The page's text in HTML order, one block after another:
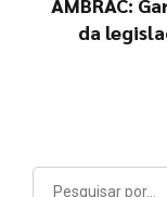
AMBRAC:
da